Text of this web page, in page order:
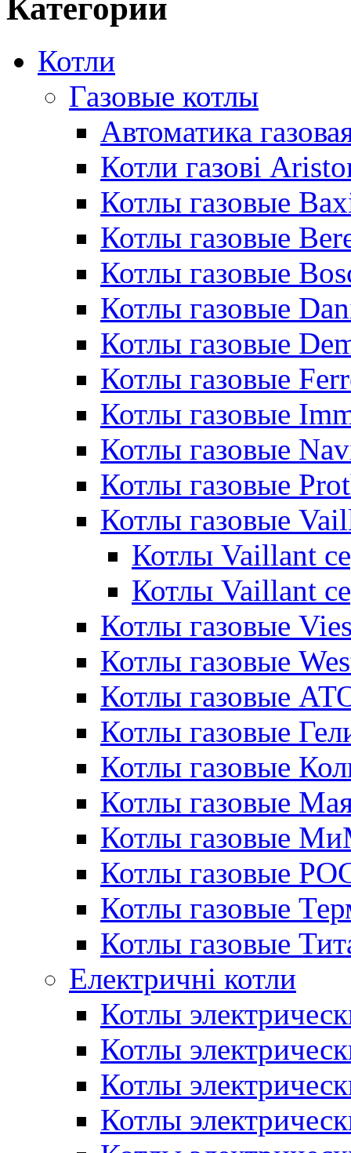
Категории
Котли
Газовые котлы
Автоматика
Котли газові
Котлы газовые
Котлы газовые
Котлы газовые
Котлы газовые
Котлы газовые
Котлы газовые
Котлы газовые
Котлы газовые
Котлы газовые
Котлы газовые
Котлы Vaillant
Котлы Vaillant
Котлы газовые
Котлы газовые
Котлы газовые
Котлы газовые
Котлы газовые
Котлы газовые
Котлы газовые
Котлы газовые
Котлы газовые
Котлы газовые
Електричні котли
Котлы
Котлы
Котлы
Котлы